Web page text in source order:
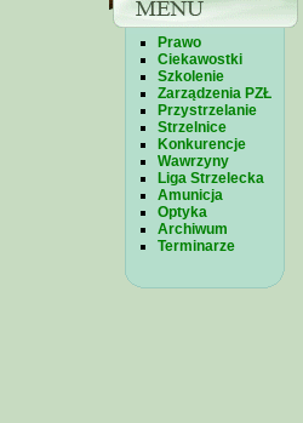
Prawo
Ciekawostki
Szkolenie
Zarządzenia PZŁ
Przystrzelanie
Strzelnice
Konkurencje
Wawrzyny
Liga Strzelecka
Amunicja
Optyka
Archiwum
Terminarze